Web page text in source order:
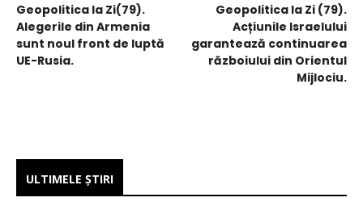
Geopolitica la Zi(79).
Alegerile din Armenia
sunt noul front de luptă
UE-Rusia.
Geopolitica la Zi (79).
Acțiunile Israelului
garantează continuarea
războiului din Orientul
Mijlociu.
ULTIMELE ŞTIRI